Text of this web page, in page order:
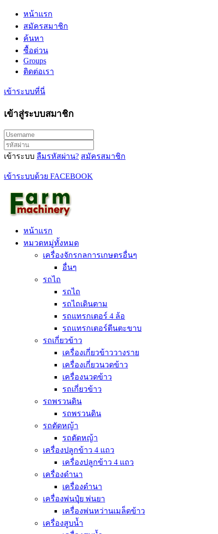
หน้าแรก
สมัครสมาชิก
ค้นหา
ซื้อด่วน
Groups
ติดต่อเรา
เข้าระบบที่นี่
เข้าสู่ระบบสมาชิก
เข้าระบบ ลืมรหัสผ่าน? สมัครสมาชิก
เข้าระบบด้วย FACEBOOK
หน้าแรก
หมวดหมู่ทั้งหมด
เครื่องจักรกลการเกษตรอื่นๆ
อื่นๆ
รถไถ
รถไถ
รถไถเดินตาม
รถแทรกเตอร์ 4 ล้อ
รถแทรกเตอร์ตีนตะขาบ
รถเกี่ยวข้าว
เครื่องเกี่ยวข้าววางราย
เครื่องเกี่ยวนวดข้าว
เครื่องนวดข้าว
รถเกี่ยวข้าว
รถพรวนดิน
รถพรวนดิน
รถตัดหญ้า
รถตัดหญ้า
เครื่องปลูกข้าว 4 แถว
เครื่องปลูกข้าว 4 แถว
เครื่องดำนา
เครื่องดำนา
เครื่องพ่นปุุ๋ย พ่นยา
เครื่องพ่นหว่านเมล็ดข้าว
เครื่องสูบน้ำ